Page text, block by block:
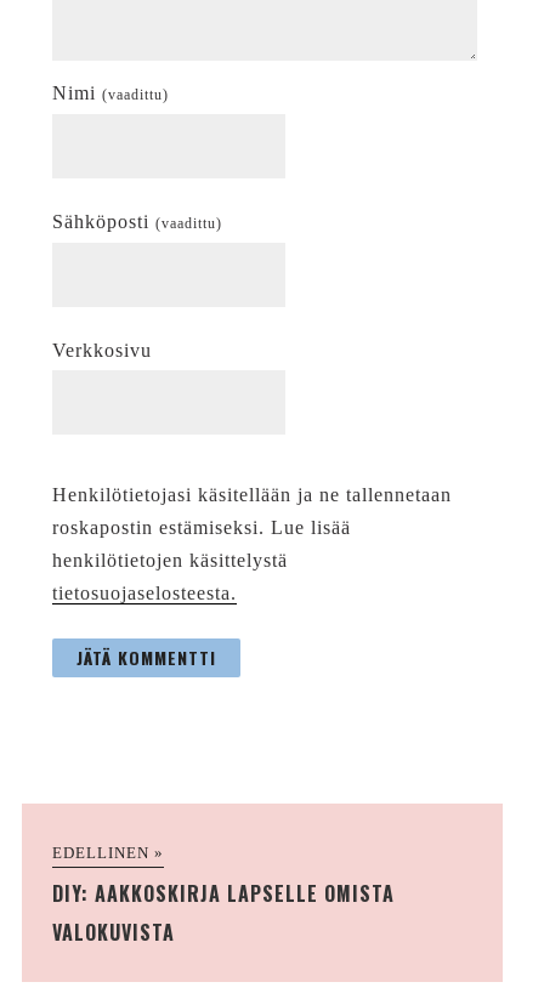
Nimi (vaadittu)
Sähköposti (vaadittu)
Verkkosivu
Henkilötietojasi käsitellään ja ne tallennetaan
roskapostin estämiseksi. Lue lisää
henkilötietojen käsittelystä
tietosuojaselosteesta.
EDELLINEN »
DIY: AAKKOSKIRJA LAPSELLE OMISTA
VALOKUVISTA